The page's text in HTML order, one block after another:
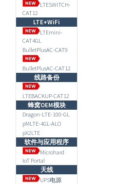
LTESWITCH-
CAT12
LTE+WiFi
LTEmini-
CAT4GL
BulletPlusAC-CAT9
BulletPlusAC-CAT12
线路备份
LTEBACKUP-CAT12
蜂窝OEM模块
Dragon-LTE-100-GL
pMLTE-4GL-ALO
pX2LTE
软件与应用程序
Microhard
IoT Portal
天线
UPS电源